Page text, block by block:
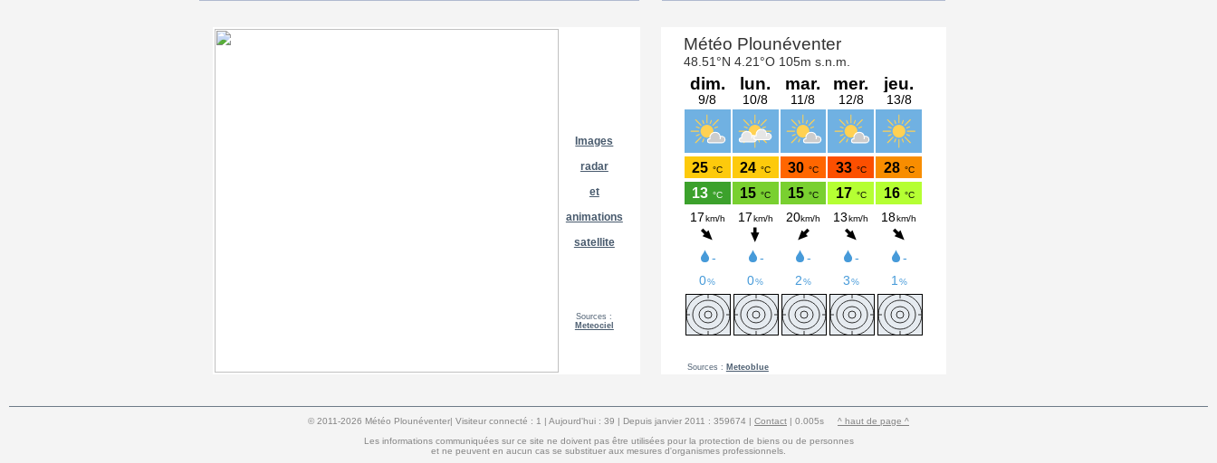
Images
radar
et
animations
satellite
Sources :
Meteociel
Sources : Meteoblue
© 2011-2026 Météo Plounéventer| Visiteur connecté : 1 | Aujourd'hui : 39 | Depuis janvier 2011 : 359674 | Contact | 0.005s ^ haut de page ^
Les informations communiquées sur ce site ne doivent pas être utilisées pour la protection de biens ou de personnes
et ne peuvent en aucun cas se substituer aux mesures d'organismes professionnels.